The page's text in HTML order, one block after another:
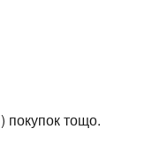
покупок тощо.